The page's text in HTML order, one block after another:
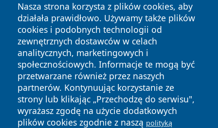
Nasza strona korzysta z plików cookies, aby
działała prawidłowo. Używamy także plików
cookies i podobnych technologii od
zewnętrznych dostawców w celach
analitycznych, marketingowych i
społecznościowych. Informacje te mogą być
przetwarzane również przez naszych
partnerów. Kontynuując korzystanie ze
strony lub klikając „Przechodzę do serwisu",
wyrażasz zgodę na użycie dodatkowych
plików cookies zgodnie z naszą polityką
Copyright © 2026 wrotachorzowa.pl Wszystkie prawa
zastrzeżone.
News Autorzy
Polityka
Prywatności
Polityka
Cookies